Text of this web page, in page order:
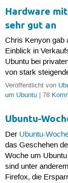
Hardware
sehr gut an
Chris Kenyon gab
Einblick in
Ubuntu bei
von stark
Veröffentlicht von
um Ubuntu| 78
Ubuntu-
Der Ubuntu-
das Geschehen
Woche um
sind unter
Firefox, die